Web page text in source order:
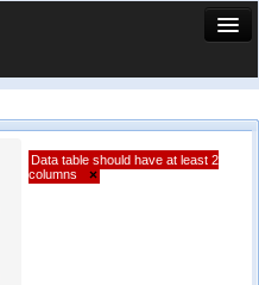
Data table should have at least 2
columns
×